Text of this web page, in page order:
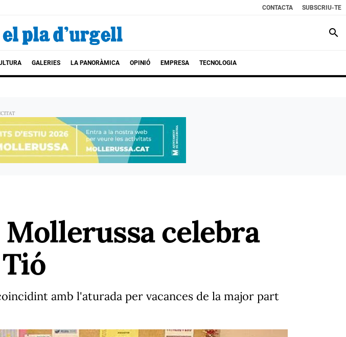
CONTACTA SUBSCRIU-TE
search
GALERIES LA PANORÀMICA OPINIÓ EMPRESA TECNOLOGIA
celebra
amb l'aturada per vacances de la major part